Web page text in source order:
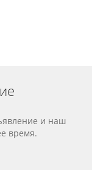
и наш
время.